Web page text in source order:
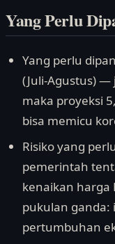
Yang Perlu
Yang perlu
(Juli-Agustus) —
maka proyeksi
bisa memicu
Risiko yang
pemerintah
kenaikan harga
pukulan ganda:
pertumbuhan